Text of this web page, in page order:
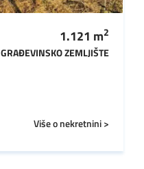
1.121 m2
GRAĐEVINSKO ZEMLJIŠTE
Više o nekretnini >